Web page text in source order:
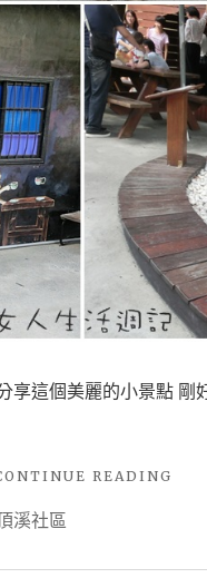
景
點
推
薦
享這個美麗的小景點
READING
貓
溪社區